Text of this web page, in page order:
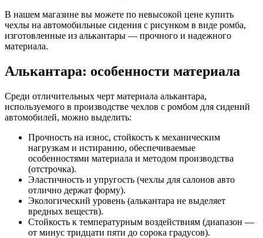
В нашем магазине вы можете по невысокой цене купить
чехлы на автомобильные сидения с рисунком в виде ромба,
изготовленные из алькантары — прочного и надежного
материала.
Алькантара: особенности материала
Среди отличительных черт материала алькантара,
используемого в производстве чехлов с ромбом для сидений
автомобилей, можно выделить:
Прочность на износ, стойкость к механическим
нагрузкам и истиранию, обеспечиваемые
особенностями материала и методом производства
(отстрочка).
Эластичность и упругость (чехлы для салонов авто
отлично держат форму).
Экологический уровень (алькантара не выделяет
вредных веществ).
Стойкость к температурным воздействиям (диапазон —
от минус тридцати пяти до сорока градусов).